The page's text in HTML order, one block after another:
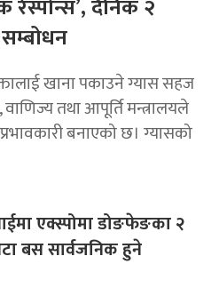
रेस्पोन्स’, दैनिक २
खाना पकाउने ग्यास सहज
तथा आपूर्ति मन्त्रालयले
बनाएको छ। ग्यासको
एक्स्पोमा डोङफेङका २
बस सार्वजनिक हुने